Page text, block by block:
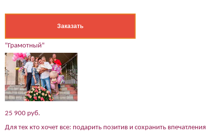
(работает только если на устройстве установлен указанный
Заказать
"Грамотный"
25 900 руб.
Для тех кто хочет все: подарить позитив и сохранить впечатления